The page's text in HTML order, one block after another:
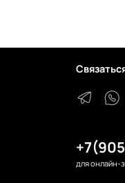
для онлайн-